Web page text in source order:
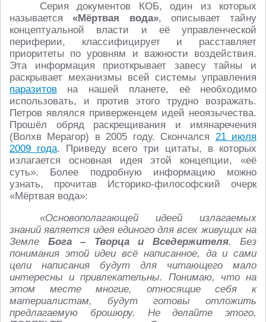
Серия документов КОБ, один из которых
называется«Мёртвая вода», описывает тайну
концептуальной власти и её управленческой
периферии, классифицирует и расставляет
приоритеты по уровням и важности воздействия.
Эта информация приоткрывает завесу тайны и
раскрывает механизмы всей системы управления
паразитов на нашей планете, её необходимо
использовать, и против этого трудно возражать.
Петров являлся приверженцем идей неоязычества.
Прошёл обряд раскрещивания и имянаречения
(Волхв Мерагор) в 2005 году. Скончался 21 июля
2009 года. Приведу всего три цитаты, в которых
излагается основная идея этой концепции, «её
суть». Более подробную информацию можно
узнать, прочитав Историко-философский очерк
«Мёртвая вода»:
«Основополагающей идеей излагаемых
знаний является идея единого для всех живущих на
Земле Бога – Творца и Вседержителя. Без
понимания этой идеи всё написанное, да и сами
цели написания будут для читающего мало
интересны и привлекательны. Понимаю, что на
этом месте многие, относящие себя к
материалистам, будут готовы отложить
предлагаемую брошюру. Не делайте этого,